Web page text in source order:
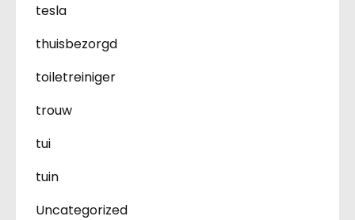
tesla
thuisbezorgd
toiletreiniger
trouw
tui
tuin
Uncategorized